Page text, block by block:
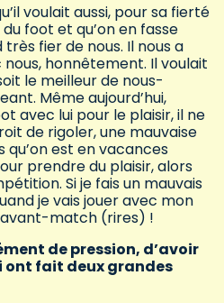
voulait aussi, pour sa fierté
foot et qu’on en fasse
fier de nous. Il nous a
honnêtement. Il voulait
le meilleur de nous-
Même aujourd’hui,
avec lui pour le plaisir, il ne
de rigoler, une mauvaise
qu’on est en vacances
prendre du plaisir, alors
Si je fais un mauvais
je vais jouer avec mon
match (rires) !
de pression, d’avoir
ont fait deux grandes